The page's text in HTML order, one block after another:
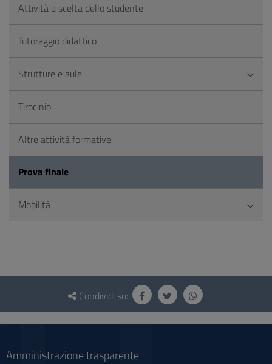
Attività a scelta dello studente
Tutoraggio didattico
Strutture e aule
Tirocinio
Altre attività formative
Prova finale
Mobilità
Questionario
social
Condividi su:
Amministrazione trasparente